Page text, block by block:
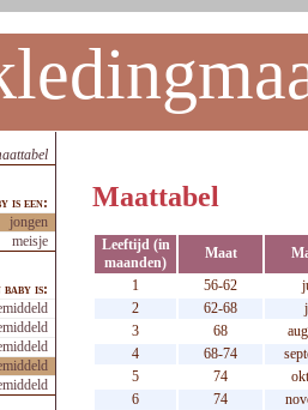
is een:
jongen
meisje
is:
Maattabel
Leeftijd (in
maanden)
Maat
1
56-62
2
62-68
3
68
4
68-74
5
74
6
74